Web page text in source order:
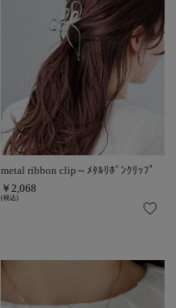
metal ribbon clip～ﾒﾀﾙﾘﾎﾞﾝｸﾘｯﾌﾟ
￥2,068
(税込)